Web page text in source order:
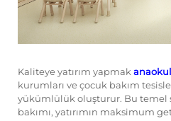
Kaliteye yatırım yapmak
kurumları ve çocuk bakım
yükümlülük oluşturur. Bu temel
bakımı, yatırımın maksimum